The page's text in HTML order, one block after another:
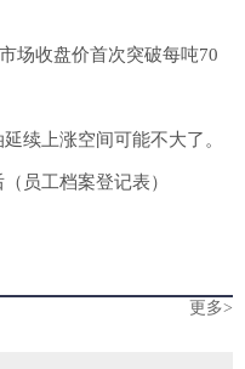
场收盘价首次突破每吨70
续上涨空间可能不大了。
员工档案登记表）
更多>